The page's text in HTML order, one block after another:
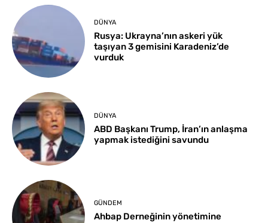
DÜNYA
Rusya: Ukrayna’nın askeri yük
taşıyan 3 gemisini Karadeniz’de
vurduk
DÜNYA
ABD Başkanı Trump, İran’ın anlaşma
yapmak istediğini savundu
GÜNDEM
Ahbap Derneğinin yönetimine